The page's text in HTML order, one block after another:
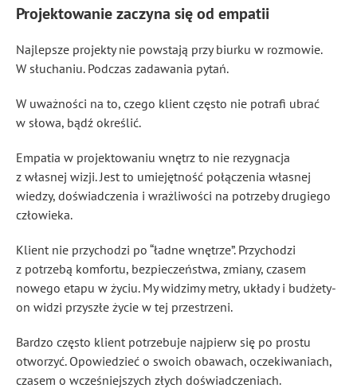
Projektowanie zaczyna się od empatii
Najlepsze projekty nie powstają przy biurku w rozmowie.
W słuchaniu. Podczas zadawania pytań.
W uważności na to, czego klient często nie potrafi ubrać
w słowa, bądź określić.
Empatia w projektowaniu wnętrz to nie rezygnacja
z własnej wizji. Jest to umiejętność połączenia własnej
wiedzy, doświadczenia i wrażliwości na potrzeby drugiego
człowieka.
Klient nie przychodzi po “ładne wnętrze”. Przychodzi
z potrzebą komfortu, bezpieczeństwa, zmiany, czasem
nowego etapu w życiu. My widzimy metry, układy i budżety-
on widzi przyszłe życie w tej przestrzeni.
Bardzo często klient potrzebuje najpierw się po prostu
otworzyć. Opowiedzieć o swoich obawach, oczekiwaniach,
czasem o wcześniejszych złych doświadczeniach.